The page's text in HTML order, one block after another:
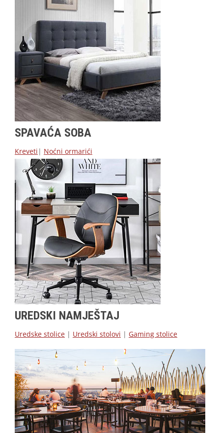
SPAVAĆA SOBA
Kreveti | Noćni ormarići
UREDSKI NAMJEŠTAJ
Uredske stolice | Uredski stolovi | Gaming stolice